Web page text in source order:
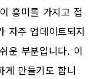
흥미를 가지고 접
자주 업데이트되지
운 부분입니다. 이
게 만들기도 합니